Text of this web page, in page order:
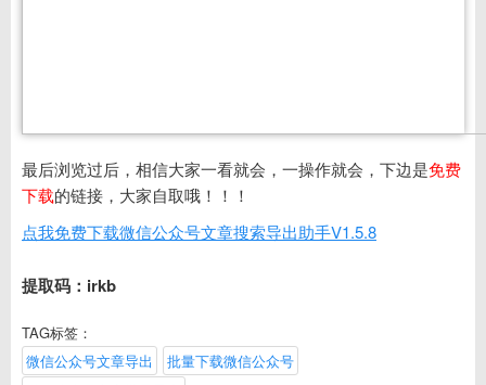
最后浏览过后，相信大家一看就会，一操作就会，下边是免费
下载的链接，大家自取哦！！！
点我免费下载微信公众号文章搜索导出助手V1.5.8
提取码：irkb
TAG标签：
微信公众号文章导出
批量下载微信公众号